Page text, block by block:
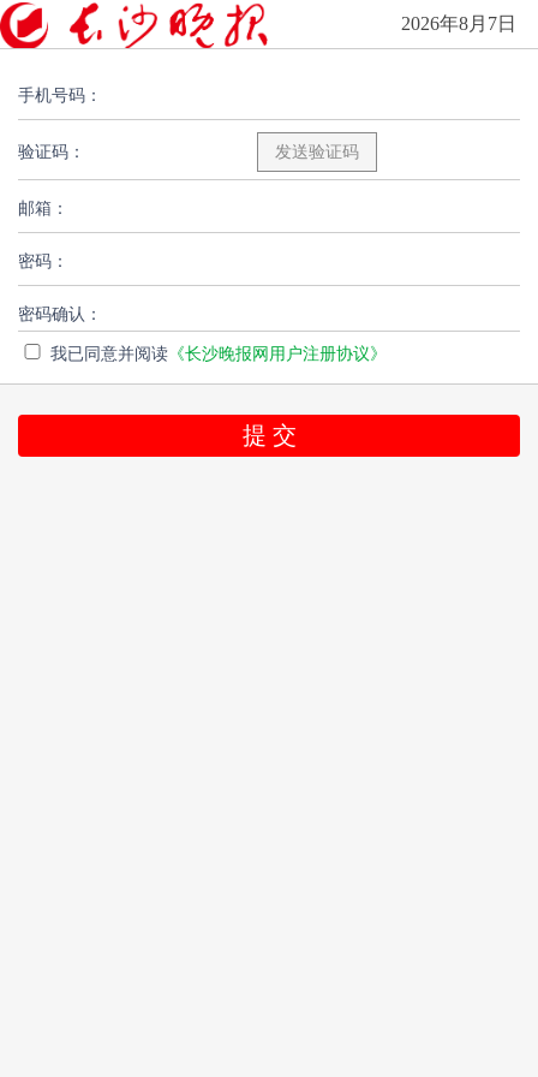
2026年8月7日
手机号码：
验证码：
邮箱：
密码：
密码确认：
我已同意并阅读 《长沙晚报网用户注册协议》
提 交